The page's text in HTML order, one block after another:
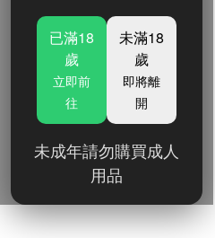
已滿18
歲
立即前
往
未滿18
歲
即將離
開
未成年請勿購買成人
用品